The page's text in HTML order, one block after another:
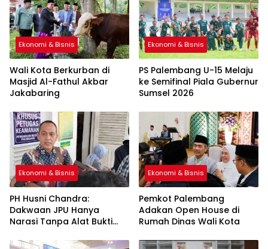
Ekonomi & Bisnis
Wali Kota Berkurban di
Masjid Al-Fathul Akbar
Jakabaring
Ekonomi & Bisnis
PS Palembang U-15 Melaju
ke Semifinal Piala Gubernur
Sumsel 2026
Ekonomi & Bisnis
PH Husni Chandra:
Dakwaan JPU Hanya
Narasi Tanpa Alat Bukti
Ekonomi & Bisnis
Pemkot Palembang
Adakan Open House di
Rumah Dinas Wali Kota